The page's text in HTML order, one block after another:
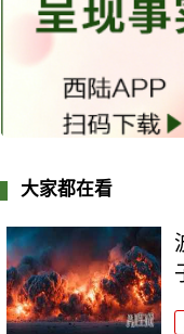
大家都在看